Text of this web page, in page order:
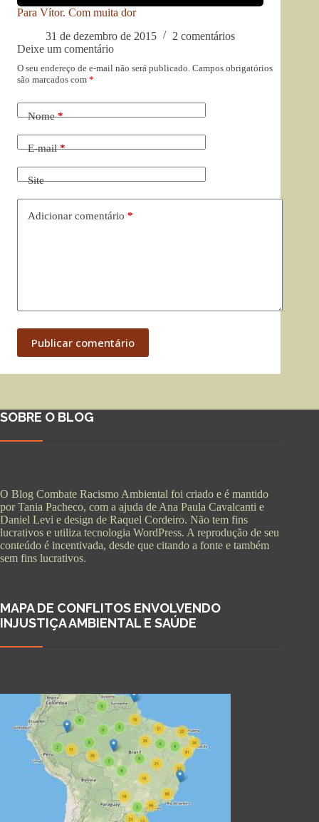
Para Vítor. Com muita dor
31 de dezembro de 2015
2 comentários
Deixe um comentário
O seu endereço de e-mail não será publicado. Campos obrigatórios
são marcados com *
Nome*
E-mail*
Site
Adicionar comentário *
Publicar comentário
SOBRE O BLOG
O Blog Combate Racismo Ambiental foi criado e é mantido
por Tania Pacheco, com a ajuda de Ana Paula Cavalcanti e
Daniel Levi e design de Raquel Cordeiro. Não tem fins
lucrativos e utiliza tecnologia WordPress. A reprodução de seu
conteúdo é incentivada, desde que citando a fonte e também
sem fins lucrativos.
MAPA DE CONFLITOS ENVOLVENDO
INJUSTIÇA AMBIENTAL E SAÚDE